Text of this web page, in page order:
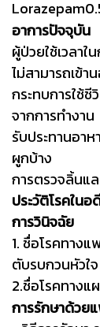
อาการปัจจุบัน
ผู้ป่วยใช้เวลาใ
ไม่สามารถเข้
กระทบการใช้
จากการทำงา
รับประทานอา
ผูกบ้าง
การตรวจลิ้นแ
ประวัติโรคในอ
การวินิจฉัย
1. ชื่อโรคทาง
ตับรบกวนหัวใ
2.ชื่อโรคทาง
การรักษาด้วย